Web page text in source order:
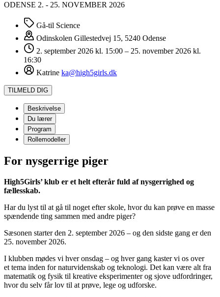
ODENSE 2. - 25. NOVEMBER 2026
Gå-til Science
Odinskolen Gillestedvej 15, 5240 Odense
2. september 2026 kl. 15:00 – 25. november 2026 kl.
16:30
Katrine ka@high5girls.dk
TILMELD DIG
Beskrivelse
Du lærer
Program
Rollemodeller
For nysgerrige piger
High5Girls’ klub er et helt efterår fuld af nysgerrighed og
fællesskab.
Har du lyst til at gå til noget efter skole, hvor du kan prøve en masse
spændende ting sammen med andre piger?
Sæsonen starter den 2. september 2026 – og den sidste gang er den
25. november 2026.
I klubben mødes vi hver onsdag – og hver gang kaster vi os over
et tema inden for naturvidenskab og teknologi. Det kan være alt fra
matematik og fysik til kreative eksperimenter og sjove udfordringer,
hvor du selv får lov til at prøve, lege og udforske.